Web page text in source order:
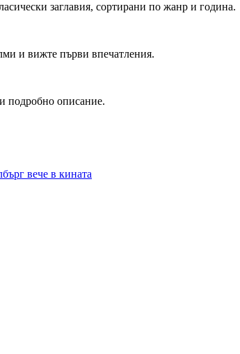
заглавия, сортирани по жанр и година.
и вижте първи впечатления.
подробно описание.
вече в кината